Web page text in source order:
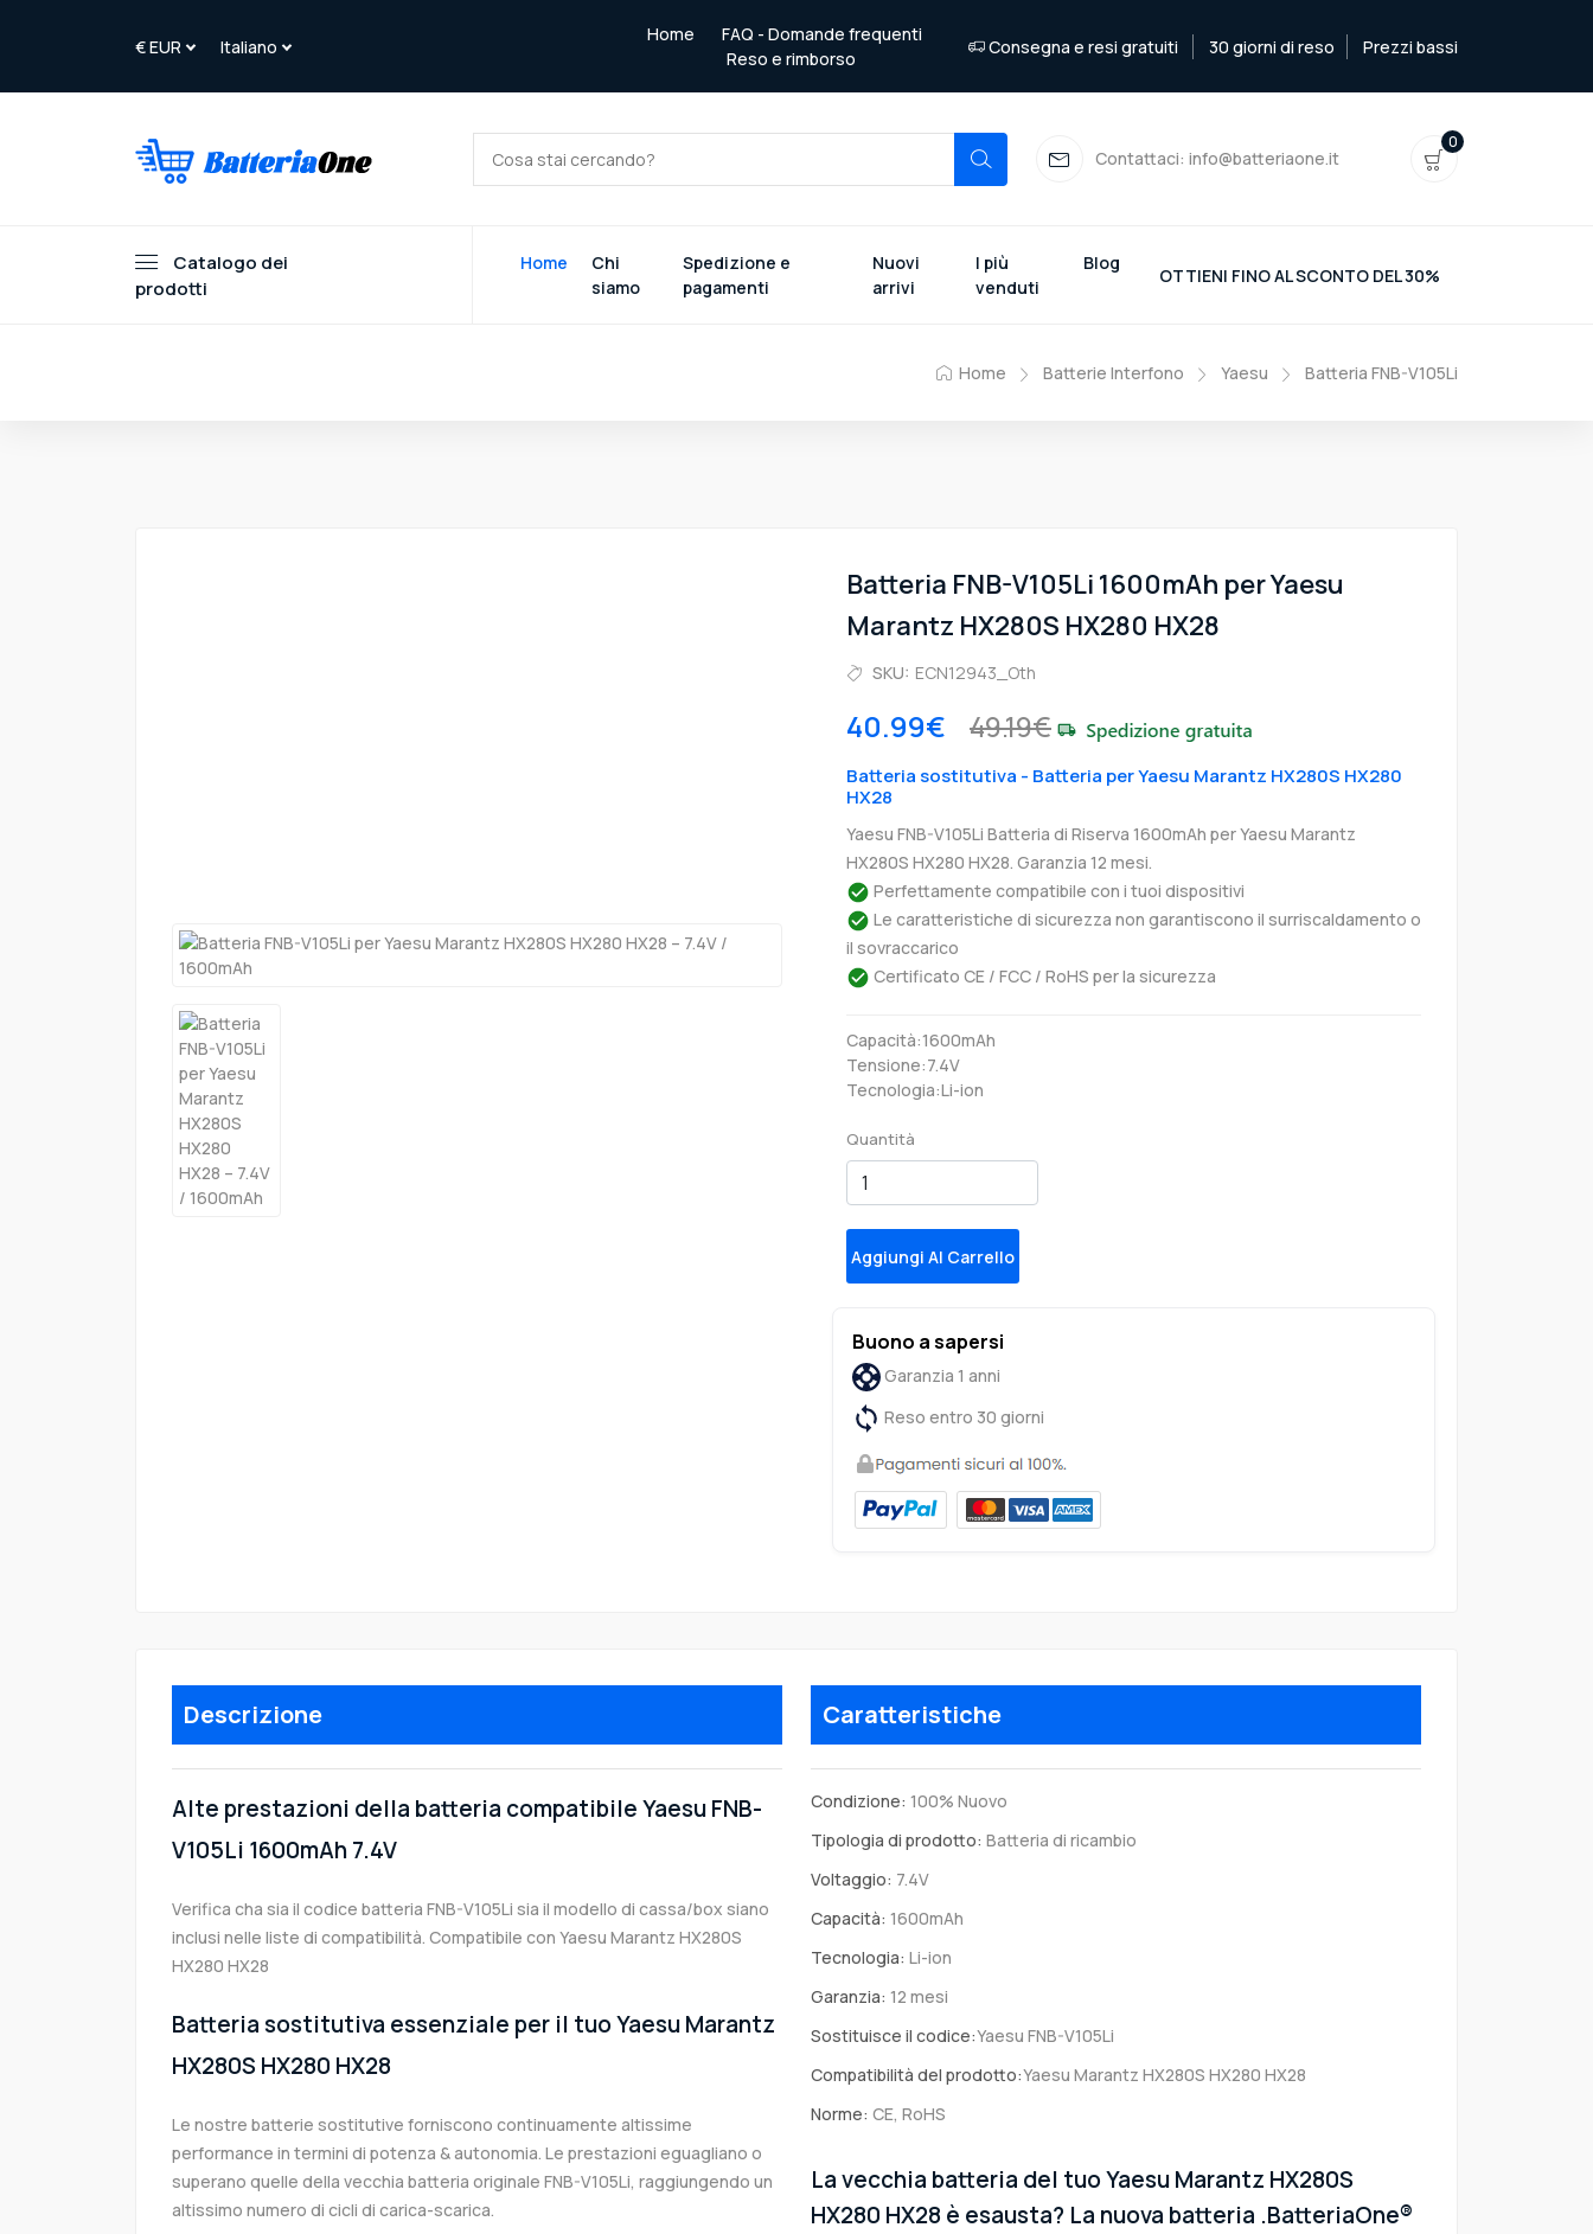
Home
FAQ - Domande frequenti
Reso e rimborso
Consegna e resi gratuiti 30 giorni di reso Prezzi bassi
Contattaci: info@batteriaone.it
0
Catalogo dei
prodotti
Home
Chi
siamo
Spedizione e
pagamenti
Nuovi
arrivi
I più
venduti
Blog
OTTIENI FINO AL SCONTO DEL 30%
Home Batterie Interfono Yaesu Batteria FNB-V105Li
Batteria FNB-V105Li 1600mAh per Yaesu
Marantz HX280S HX280 HX28
SKU: ECN12943_Oth
40.99€ 49.19€
Batteria sostitutiva - Batteria per Yaesu Marantz HX280S HX280
HX28
Yaesu FNB-V105Li Batteria di Riserva 1600mAh per Yaesu Marantz
HX280S HX280 HX28. Garanzia 12 mesi.
Perfettamente compatibile con i tuoi dispositivi
Le caratteristiche di sicurezza non garantiscono il surriscaldamento o
il sovraccarico
Certificato CE / FCC / RoHS per la sicurezza
Capacità:1600mAh
Tensione:7.4V
Tecnologia:Li-ion
Quantità
Aggiungi Al Carrello
Buono a sapersi
Garanzia 1 anni
Reso entro 30 giorni
Descrizione
Alte prestazioni della batteria compatibile Yaesu FNB-
V105Li 1600mAh 7.4V
Verifica cha sia il codice batteria FNB-V105Li sia il modello di cassa/box siano
inclusi nelle liste di compatibilità. Compatibile con Yaesu Marantz HX280S
HX280 HX28
Batteria sostitutiva essenziale per il tuo Yaesu Marantz
HX280S HX280 HX28
Le nostre batterie sostitutive forniscono continuamente altissime
performance in termini di potenza & autonomia. Le prestazioni eguagliano o
superano quelle della vecchia batteria originale FNB-V105Li, raggiungendo un
altissimo numero di cicli di carica-scarica.
Caratteristiche
Condizione: 100% Nuovo
Tipologia di prodotto: Batteria di ricambio
Voltaggio: 7.4V
Capacità: 1600mAh
Tecnologia: Li-ion
Garanzia: 12 mesi
Sostituisce il codice:Yaesu FNB-V105Li
Compatibilità del prodotto:Yaesu Marantz HX280S HX280 HX28
Norme: CE, RoHS
La vecchia batteria del tuo Yaesu Marantz HX280S
HX280 HX28 è esausta? La nuova batteria .BatteriaOne®